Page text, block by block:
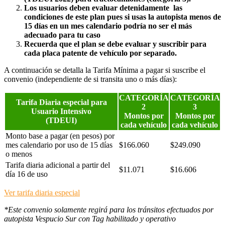
Los usuarios deben evaluar detenidamente las
condiciones de este plan pues si usas la autopista menos de
15 días en un mes calendario podría no ser el más
adecuado para tu caso
Recuerda que el plan se debe evaluar y suscribir para
cada placa patente de vehículo por separado.
A continuación se detalla la Tarifa Mínima a pagar si suscribe el
convenio (independiente de si transita uno o más días):
Tarifa Diaria especial para
Usuario Intensivo
(TDEUI)
CATEGORÍA
2
Montos por
cada vehículo
CATEGORÍA
3
Montos por
cada vehículo
Monto base a pagar (en pesos) por
mes calendario por uso de 15 días
o menos
$166.060 $249.090
Tarifa diaria adicional a partir del
día 16 de uso
$11.071 $16.606
Ver tarifa diaria especial
*Este convenio solamente regirá para los tránsitos efectuados por
autopista Vespucio Sur con Tag habilitado y operativo